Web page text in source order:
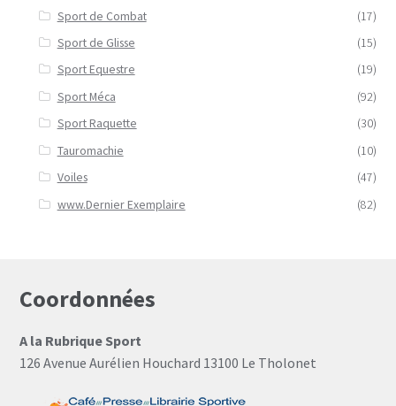
Sport de Combat
(17)
Sport de Glisse
(15)
Sport Equestre
(19)
Sport Méca
(92)
Sport Raquette
(30)
Tauromachie
(10)
Voiles
(47)
www.Dernier Exemplaire
(82)
Coordonnées
A la Rubrique Sport
126 Avenue Aurélien Houchard 13100 Le Tholonet